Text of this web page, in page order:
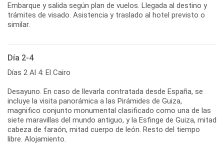
Embarque y salida según plan de vuelos. Llegada al destino y
trámites de visado. Asistencia y traslado al hotel previsto o
similar.
Día 2-4
Días 2 Al 4: El Cairo
Desayuno. En caso de llevarla contratada desde España, se
incluye la visita panorámica a las Pirámides de Guiza,
magnifico conjunto monumental clasificado como una de las
siete maravillas del mundo antiguo, y la Esfinge de Guiza, mitad
cabeza de faraón, mitad cuerpo de león. Resto del tiempo
libre. Alojamiento.